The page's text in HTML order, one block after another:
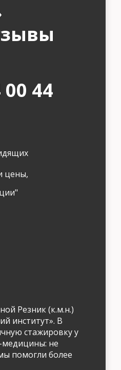
00 44
цены,
Резник (к.м.н.)
институт». В
стажировку у
медицины: не
помогли более